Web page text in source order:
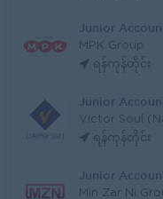
Junior
MPK Group
ရန်ကုန်တိုင်း
Junior
Victor Soul
ရန်ကုန်တိုင်း
Junior
Min Zar Ni